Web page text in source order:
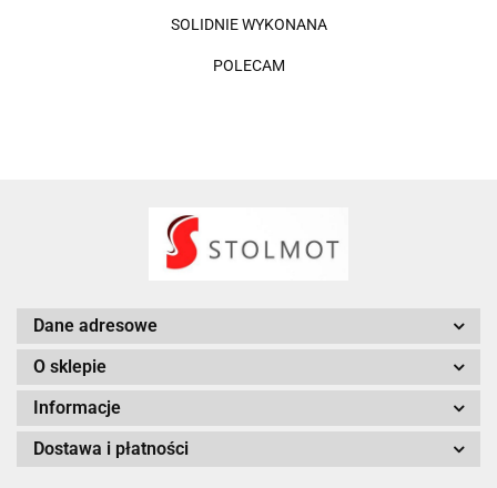
SOLIDNIE WYKONANA
POLECAM
Dane adresowe
O sklepie
Informacje
Dostawa i płatności